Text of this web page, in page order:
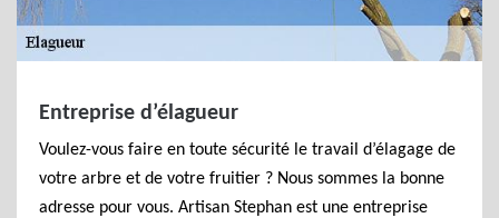
Entreprise d’élagueur
Voulez-vous faire en toute sécurité le travail d’élagage de
votre arbre et de votre fruitier ? Nous sommes la bonne
adresse pour vous. Artisan Stephan est une entreprise